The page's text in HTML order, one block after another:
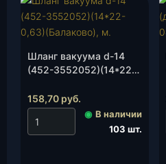
Шланг вакуума d-14
(452-3552052)(14*22-
158,70 руб.
◉ В наличии
103 шт.